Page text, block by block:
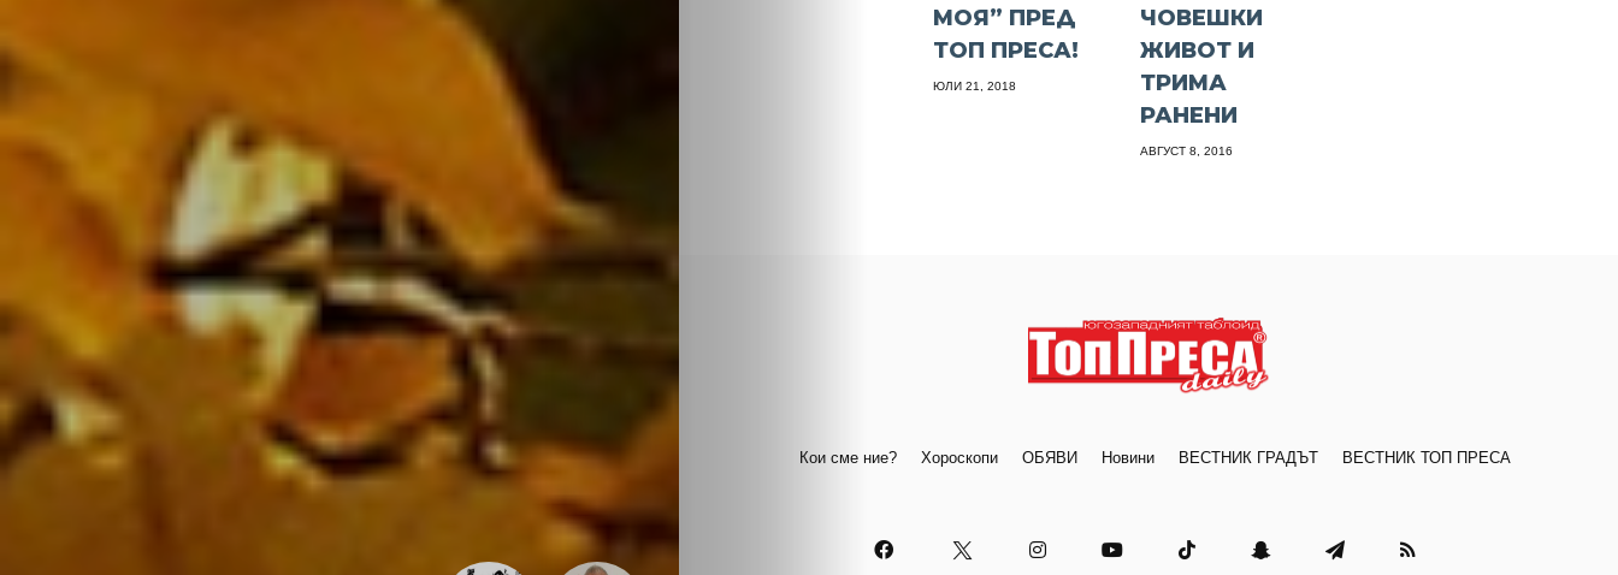
МОЯ” ПРЕД
ТОП ПРЕСА!
ЮЛИ 21, 2018
ЧОВЕШКИ
ЖИВОТ И
ТРИМА
РАНЕНИ
АВГУСТ 8, 2016
Кои сме ние? Хороскопи ОБЯВИ Новини ВЕСТНИК ГРАДЪТ ВЕСТНИК ТОП ПРЕСА